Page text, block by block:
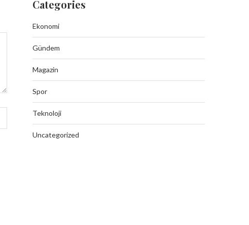
Categories
Ekonomi
Gündem
Magazin
Spor
Teknoloji
Uncategorized